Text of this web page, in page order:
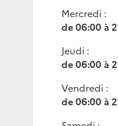
Mercredi :
de 06:00 à
Jeudi :
de 06:00 à
Vendredi :
de 06:00 à